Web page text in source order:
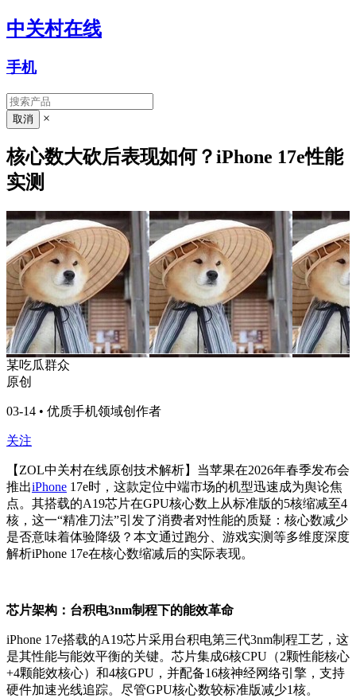
中关村在线
手机
×
核心数大砍后表现如何？iPhone 17e性能
实测
某吃瓜群众
原创
03-14 • 优质手机领域创作者
关注
【ZOL中关村在线原创技术解析】当苹果在2026年春季发布会
推出iPhone 17e时，这款定位中端市场的机型迅速成为舆论焦
点。其搭载的A19芯片在GPU核心数上从标准版的5核缩减至4
核，这一“精准刀法”引发了消费者对性能的质疑：核心数减少
是否意味着体验降级？本文通过跑分、游戏实测等多维度深度
解析iPhone 17e在核心数缩减后的实际表现。
芯片架构：台积电3nm制程下的能效革命
iPhone 17e搭载的A19芯片采用台积电第三代3nm制程工艺，这
是其性能与能效平衡的关键。芯片集成6核CPU（2颗性能核心
+4颗能效核心）和4核GPU，并配备16核神经网络引擎，支持
硬件加速光线追踪。尽管GPU核心数较标准版减少1核。